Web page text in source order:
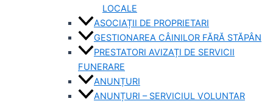
LOCALE
ASOCIAȚII DE PROPRIETARI
GESTIONAREA CÂINILOR FĂRĂ STĂPÂN
PRESTATORI AVIZAȚI DE SERVICII
FUNERARE
ANUNȚURI
ANUNȚURI – SERVICIUL VOLUNTAR